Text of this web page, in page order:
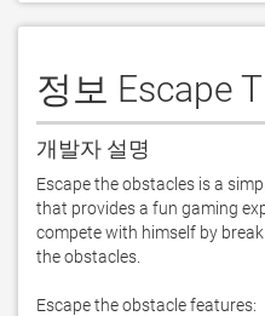
정보 Escape
개발자 설명
Escape the obstacles is a
that provides a fun gaming
compete with himself by
the obstacles.
Escape the obstacle features: